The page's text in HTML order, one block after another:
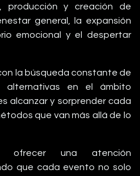
producción y creación de
general, la expansión
emocional y el despertar
la búsqueda constante de
alternativas en el ámbito
alcanzar y sorprender cada
que van más allá de lo
ofrecer una atención
que cada evento no solo